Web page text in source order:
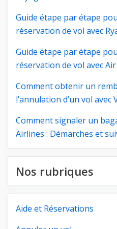
Guide étape par étape
réservation de vol avec
Guide étape par étape
réservation de vol avec
Comment obtenir un
l’annulation d’un vol avec
Comment signaler un
Airlines : Démarches et
Nos rubriques
Aide et Réservations